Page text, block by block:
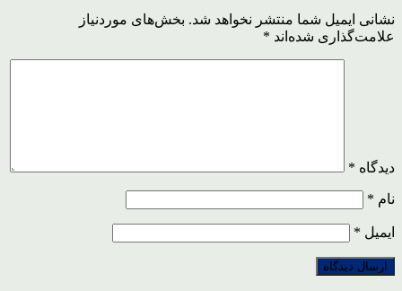
نشانی ایمیل شما منتشر نخواهد شد. بخش‌های موردنیاز
علامت‌گذاری شده‌اند *
دیدگاه *
نام *
ایمیل *